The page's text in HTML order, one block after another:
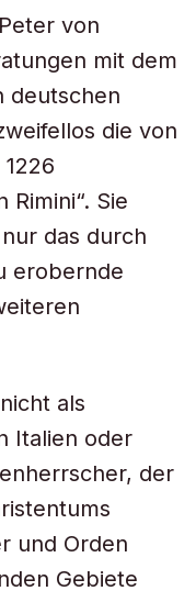
von
mit dem
deutschen
die von
Sie
das durch
erobernde
als
Italien oder
der
und Orden
Gebiete